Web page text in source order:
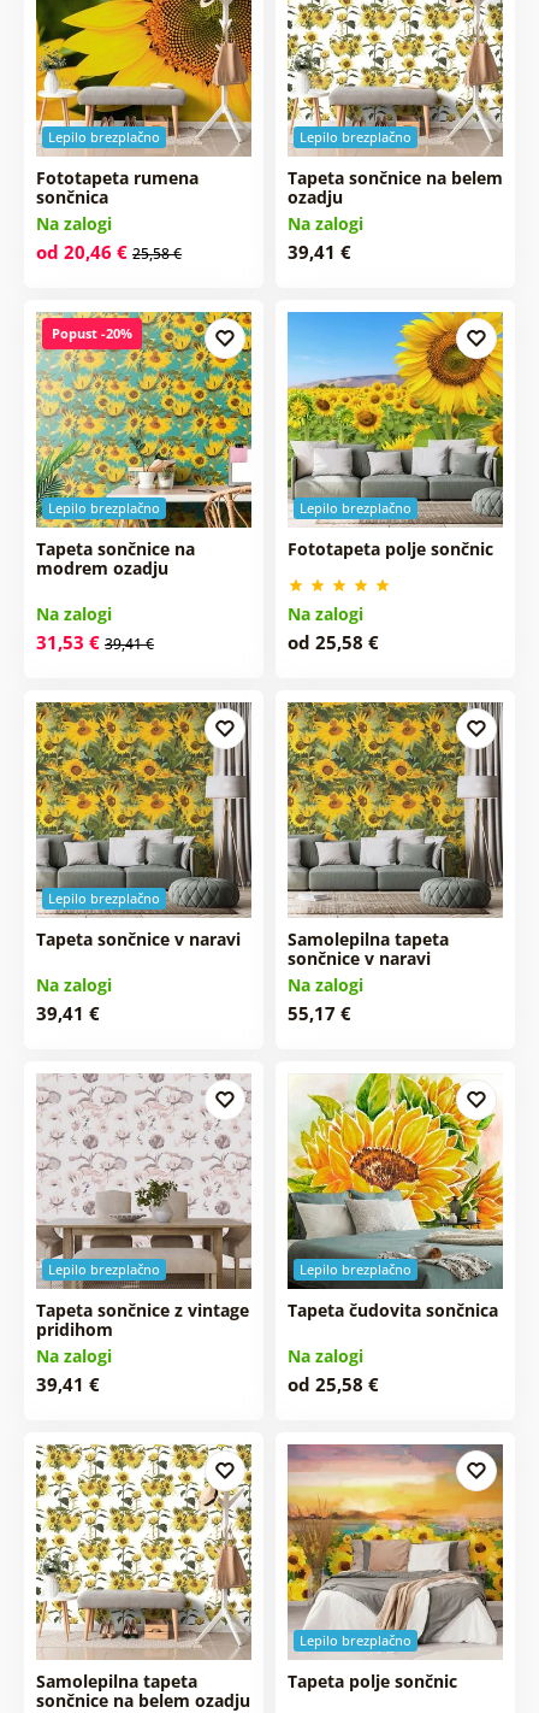
Lepilo brezplačno
Fototapeta rumena
sončnica
Na zalogi
od 20,46 € 25,58 €
Lepilo brezplačno
Tapeta sončnice na belem
ozadju
Na zalogi
39,41 €
Lepilo brezplačno
Popust -20%
Tapeta sončnice na
modrem ozadju
Na zalogi
31,53 € 39,41 €
Lepilo brezplačno
Fototapeta polje sončnic
Na zalogi
od 25,58 €
Lepilo brezplačno
Tapeta sončnice v naravi
Na zalogi
39,41 €
Samolepilna tapeta
sončnice v naravi
Na zalogi
55,17 €
Lepilo brezplačno
Tapeta sončnice z vintage
pridihom
Na zalogi
39,41 €
Lepilo brezplačno
Tapeta čudovita sončnica
Na zalogi
od 25,58 €
Samolepilna tapeta
sončnice na belem ozadju
Lepilo brezplačno
Tapeta polje sončnic